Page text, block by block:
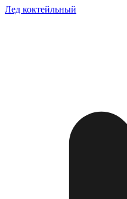
Лед коктейльный